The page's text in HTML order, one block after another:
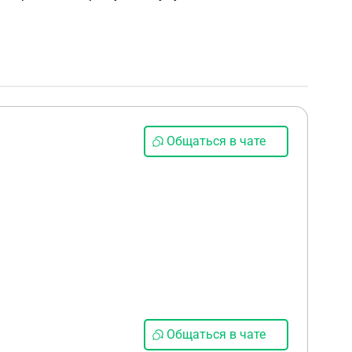
Общаться в чате
Общаться в чате